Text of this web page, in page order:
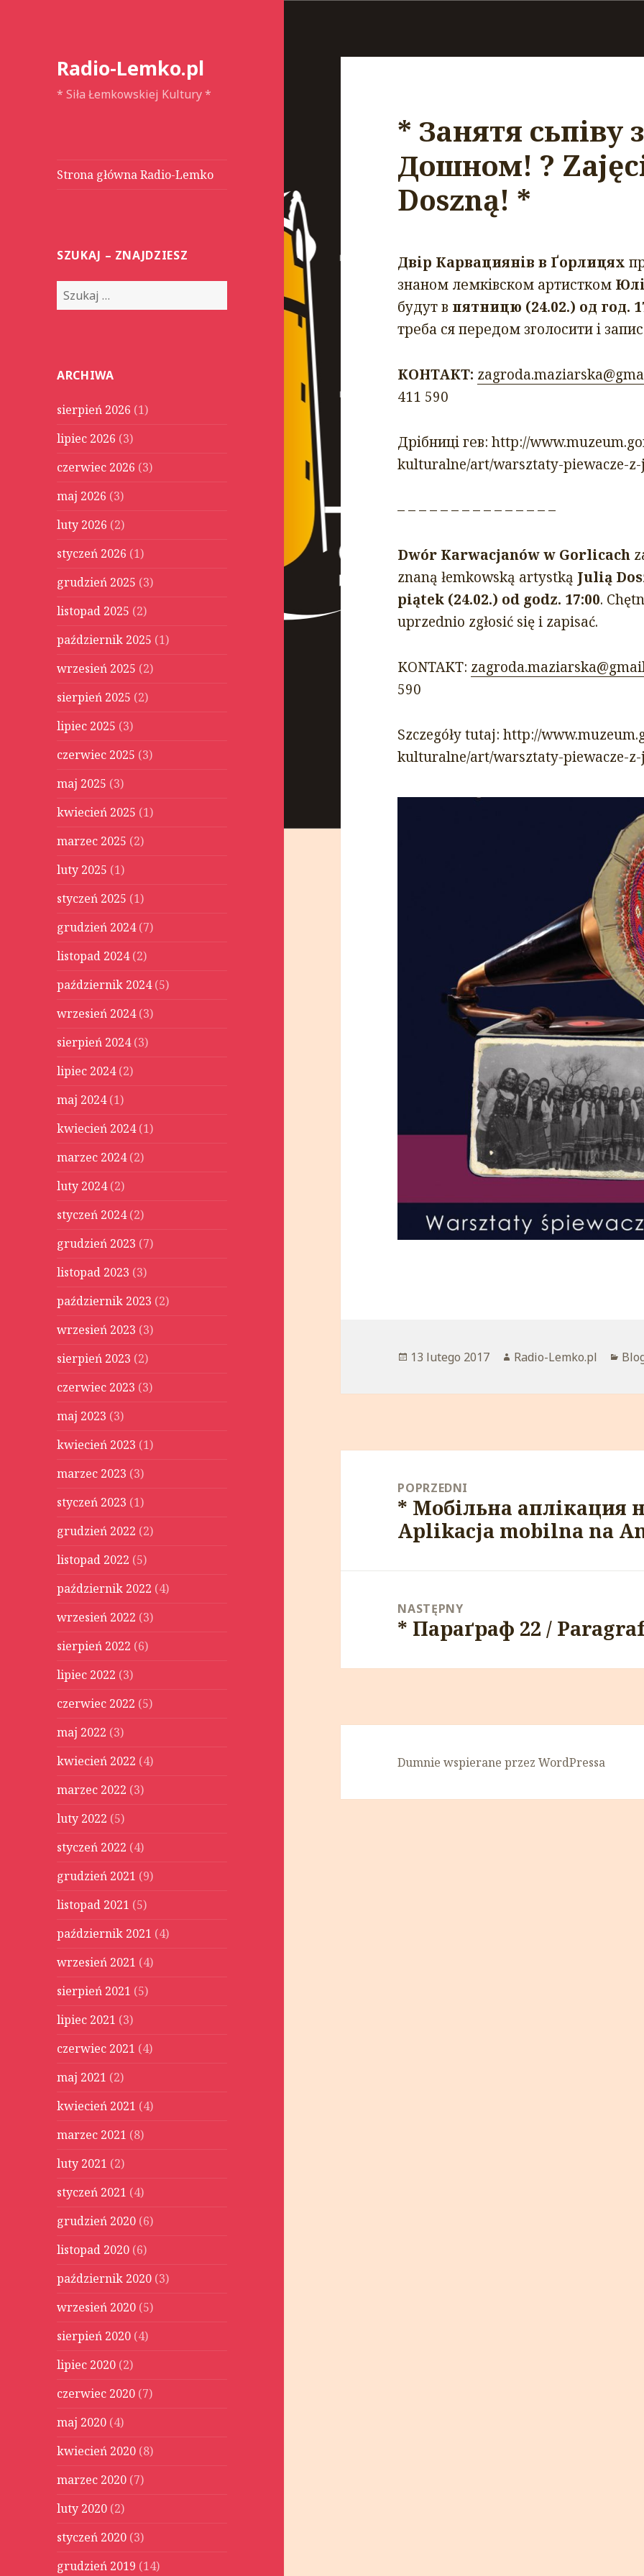
Radio-Lemko.pl
* Siła Łemkowskiej Kultury *
Strona główna Radio-Lemko
SZUKAJ – ZNAJDZIESZ
S
z
j
ARCHIWA
sierpień 2026 (1)
lipiec 2026 (3)
czerwiec 2026 (3)
maj 2026 (3)
luty 2026 (2)
styczeń 2026 (1)
grudzień 2025 (3)
listopad 2025 (2)
październik 2025 (1)
wrzesień 2025 (2)
sierpień 2025 (2)
lipiec 2025 (3)
czerwiec 2025 (3)
maj 2025 (3)
kwiecień 2025 (1)
marzec 2025 (2)
luty 2025 (1)
styczeń 2025 (1)
grudzień 2024(7)
listopad 2024(2)
październik 2024(5)
wrzesień 2024(3)
sierpień 2024(3)
lipiec 2024(2)
maj 2024(1)
kwiecień 2024(1)
marzec 2024(2)
luty 2024(2)
styczeń 2024(2)
grudzień 2023 (7)
listopad 2023 (3)
październik 2023 (2)
wrzesień 2023 (3)
sierpień 2023 (2)
czerwiec 2023 (3)
maj 2023 (3)
kwiecień 2023 (1)
marzec 2023 (3)
styczeń 2023 (1)
grudzień 2022 (2)
listopad 2022 (5)
październik 2022 (4)
wrzesień 2022 (3)
sierpień 2022 (6)
lipiec 2022 (3)
czerwiec 2022 (5)
maj 2022 (3)
kwiecień 2022 (4)
marzec 2022 (3)
luty 2022 (5)
styczeń 2022 (4)
grudzień 2021 (9)
listopad 2021 (5)
październik 2021 (4)
wrzesień 2021 (4)
sierpień 2021 (5)
lipiec 2021 (3)
czerwiec 2021 (4)
maj 2021 (2)
kwiecień 2021 (4)
marzec 2021 (8)
luty 2021 (2)
styczeń 2021 (4)
grudzień 2020 (6)
listopad 2020 (6)
październik 2020 (3)
wrzesień 2020 (5)
sierpień 2020 (4)
lipiec 2020 (2)
czerwiec 2020 (7)
maj 2020 (4)
kwiecień 2020 (8)
marzec 2020 (7)
luty 2020 (2)
styczeń 2020 (3)
grudzień 2019 (14)
* Занятя сьпіву
Дошном! ?
Doszną! *
Двір Карвациянів в Ґорлицях
знаном лемківском артистком
будут в пятницю (24.02.) од год.
треба ся передом зголосити і
КОНТАКТ:
411 590
Дрібниці гев: http://
kulturalne/art/warsztaty-piewacze-
– – – – – – – – – – – – – – –
Dwór Karwacjanów w Gorlicach
znaną łemkowską artystką Julią
piątek (24.02.) od godz. 17:00.
uprzednio zgłosić się i zapisać.
KONTAKT:
590
Szczegóły tutaj: http://
kulturalne/art/warsztaty-piewacze-
Opublikowano
13 lutego 2017 Autor
Radio-Lemko.pl
POPRZEDNI
Poprzedni
wpis:
* Мобільна аплікация
Aplikacja mobilna na
NASTĘPNY
Następny
* Параґраф 22 /
Dumnie wspierane przez WordPressa